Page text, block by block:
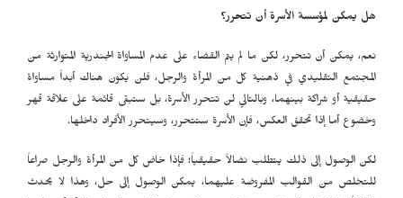
هل يمكن لمؤسسة الأسرة أن تتحرر؟
نعم، يمكن أن تتحرر، لكن ما لم يتم القضاء على عدم المساواة الجندرية المتوارثة من
المجتمع التقليدي في ذهنية كل من المرأة والرجل، فلن يكون هناك أبداً مساواة
حقيقية أو شراكة بينهما، وبالتالي لن تتحرر الأسرة، بل ستبقى قائمة على علاقة قهر
وخضوع أما إذا تحقق العكس، فإن الأسرة ستتحرر، وسيتحرر الأفراد داخلها.
لكن الوصول إلى ذلك يتطلب نضالاً حقيقياً؛ فإذا خاض كل من المرأة والرجل صراعاً
للتخلص من القوالب المفروضة عليهما، يمكن الوصول إلى حل، وهذا لا يحدث